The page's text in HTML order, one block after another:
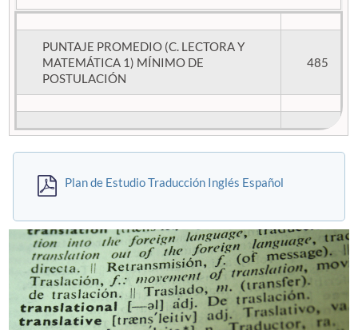
PUNTAJE PROMEDIO (C. LECTORA Y
MATEMÁTICA 1) MÍNIMO DE
POSTULACIÓN
485
Plan de Estudio Traducción Inglés Español